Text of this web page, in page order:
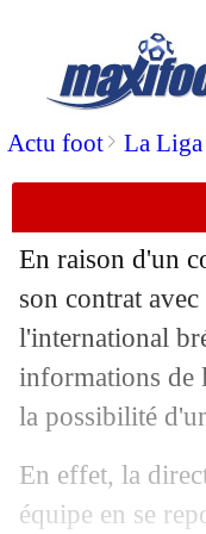
Actu foot> La Liga
En raison d'un
son contrat
l'international
informations de
la possibilité
En effet, la
équipe en se
VIDEO
16/10 L1:
VIDEO:
16/10
16/10 Barça:
16/10 Ang. :
16/10 Real: la
Roma :